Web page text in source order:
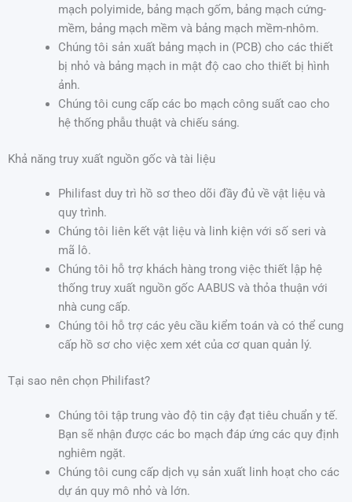
mạch polyimide, bảng mạch gốm, bảng mạch cứng-
mềm, bảng mạch mềm và bảng mạch mềm-nhôm.
Chúng tôi sản xuất bảng mạch in (PCB) cho các thiết
bị nhỏ và bảng mạch in mật độ cao cho thiết bị hình
ảnh.
Chúng tôi cung cấp các bo mạch công suất cao cho
hệ thống phẫu thuật và chiếu sáng.
Khả năng truy xuất nguồn gốc và tài liệu
Philifast duy trì hồ sơ theo dõi đầy đủ về vật liệu và
quy trình.
Chúng tôi liên kết vật liệu và linh kiện với số seri và
mã lô.
Chúng tôi hỗ trợ khách hàng trong việc thiết lập hệ
thống truy xuất nguồn gốc AABUS và thỏa thuận với
nhà cung cấp.
Chúng tôi hỗ trợ các yêu cầu kiểm toán và có thể cung
cấp hồ sơ cho việc xem xét của cơ quan quản lý.
Tại sao nên chọn Philifast?
Chúng tôi tập trung vào độ tin cậy đạt tiêu chuẩn y tế.
Bạn sẽ nhận được các bo mạch đáp ứng các quy định
nghiêm ngặt.
Chúng tôi cung cấp dịch vụ sản xuất linh hoạt cho các
dự án quy mô nhỏ và lớn.